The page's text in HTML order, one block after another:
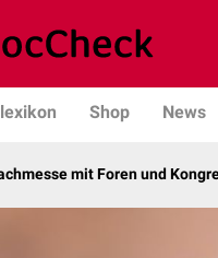
Shop News
mit Foren und